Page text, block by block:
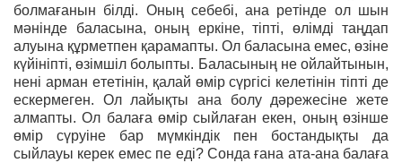
болмағанын білді. Оның себебі, ана ретінде ол шын
мәнінде баласына, оның еркіне, тіпті, өлімді таңдап
алуына құрметпен қарамапты. Ол баласына емес, өзіне
күйініпті, өзімшіл болыпты. Баласының не ойлайтынын,
нені арман ететінін, қалай өмір сүргісі келетінін тіпті де
ескермеген. Ол лайықты ана болу дәрежесіне жете
алмапты. Ол балаға өмір сыйлаған екен, оның өзінше
өмір сүруіне бар мүмкіндік пен бостандықты да
сыйлауы керек емес пе еді? Сонда ғана ата-ана балаға